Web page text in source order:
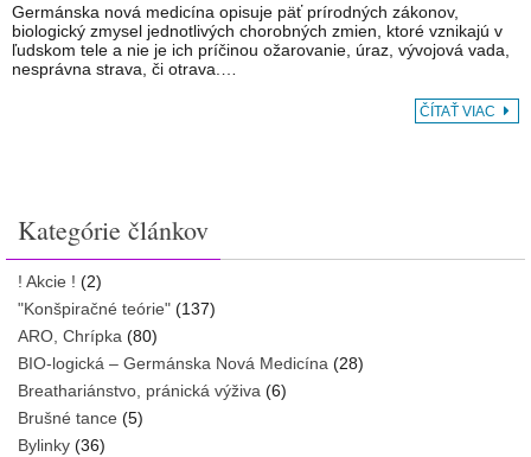
Germánska nová medicína opisuje päť prírodných zákonov,
biologický zmysel jednotlivých chorobných zmien, ktoré vznikajú v
ľudskom tele a nie je ich príčinou ožarovanie, úraz, vývojová vada,
nesprávna strava, či otrava.…
ČÍTAŤ VIAC
Kategórie článkov
! Akcie ! (2)
"Konšpiračné teórie" (137)
ARO, Chrípka (80)
BIO-logická – Germánska Nová Medicína (28)
Breathariánstvo, pránická výživa (6)
Brušné tance (5)
Bylinky (36)